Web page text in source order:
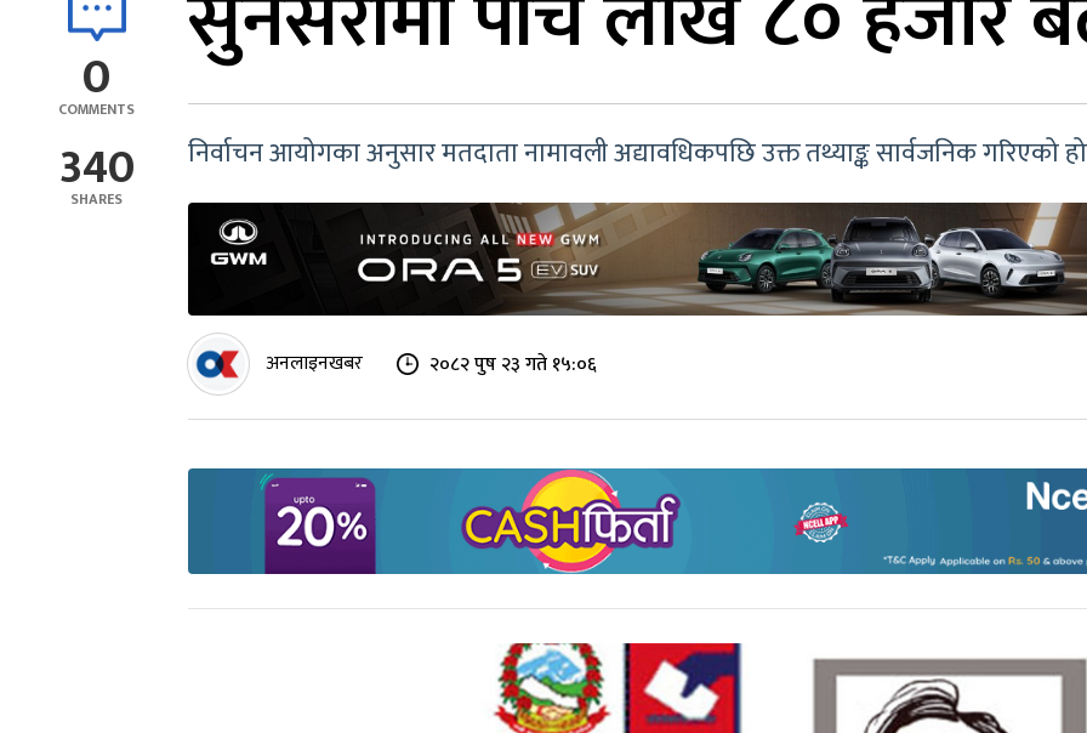
0
COMMENTS
340
SHARES
निर्वाचन आयोगका अनुसार मतदाता नामावली अद्यावधिकपछि उक्त तथ्याङ्क सार्वजनिक गरिएको
अनलाइनखबर २०८२ पुष २३ गते १५:०६